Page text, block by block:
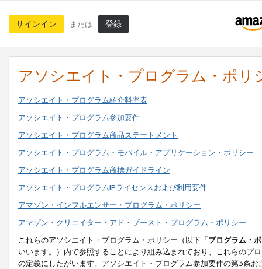
サインイン または 登録
アソシエイト・プログラム・ポリ
アソシエイト・プログラム紹介料率表
アソシエイト・プログラム参加要件
アソシエイト・プログラム商品ステートメント
アソシエイト・プログラム・モバイル・アプリケーション・ポリシー
アソシエイト・プログラム商標ガイドライン
アソシエイト・プログラムIPライセンスおよび利用要件
アマゾン・インフルエンサー・プログラム・ポリシー
アマゾン・クリエイター・アド・ブースト・プログラム・ポリシー
これらのアソシエイト・プログラム・ポリシー（以下「プログラム・
いいます。）内で参照することにより組み込まれており、これらのプ
の定義にしたがいます。アソシエイト・プログラム参加要件の第3条